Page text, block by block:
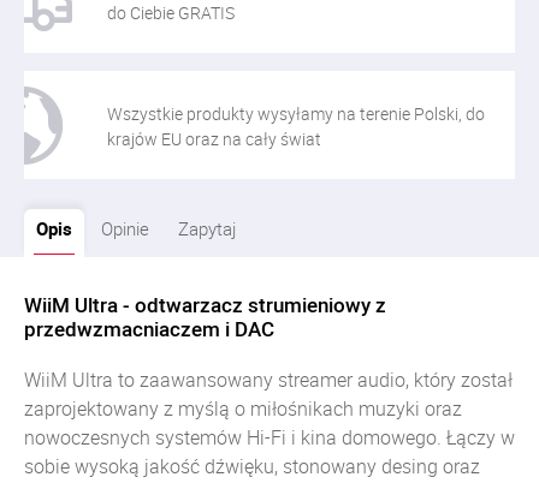
do Ciebie GRATIS
Wszystkie produkty wysyłamy na terenie Polski, do
krajów EU oraz na cały świat
Opis Opinie Zapytaj
WiiM Ultra - odtwarzacz strumieniowy z
przedwzmacniaczem i DAC
WiiM Ultra to zaawansowany streamer audio, który został
zaprojektowany z myślą o miłośnikach muzyki oraz
nowoczesnych systemów Hi-Fi i kina domowego. Łączy w
sobie wysoką jakość dźwięku, stonowany desing oraz